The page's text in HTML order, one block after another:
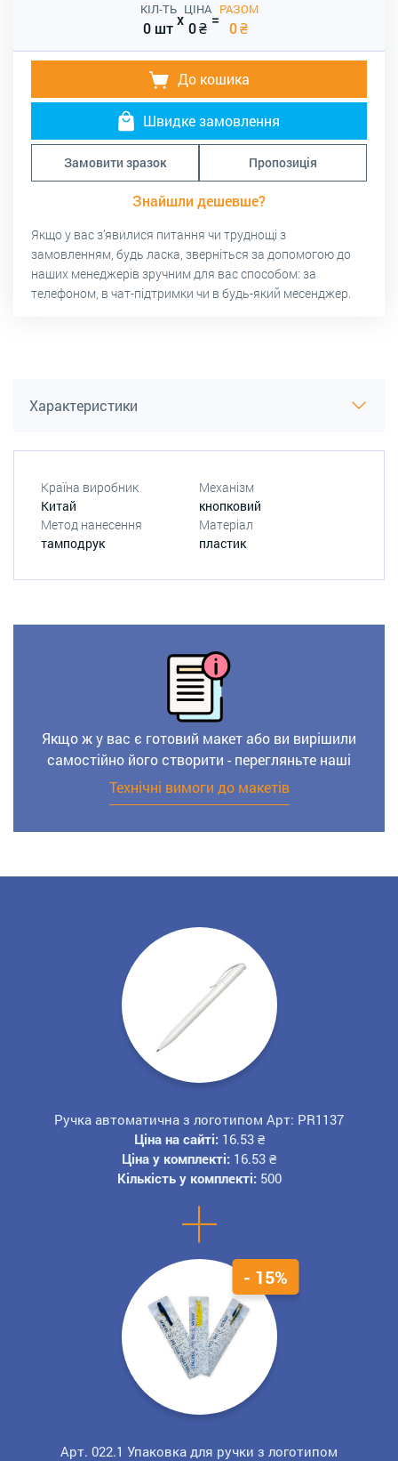
КІЛ-ТЬ
0 штx
ЦІНА
0₴ =
РАЗОМ
0₴
До кошика
Швидке замовлення
Замовити зразок Пропозиція
Знайшли дешевше?
Якщо у вас з’явилися питання чи труднощі з
замовленням, будь ласка, зверніться за допомогою до
наших менеджерів зручним для вас способом: за
телефоном, в чат-підтримки чи в будь-який месенджер.
Характеристики
Країна виробник
Китай
Механізм
кнопковий
Метод нанесення
тамподрук
Матеріал
пластик
Якщо ж у вас є готовий макет або ви вирішили
самостійно його створити - перегляньте наші
Технічні вимоги до макетів
+
Ручка автоматична з логотипом Арт: PR1137
Ціна на сайті: 16.53 ₴
Ціна у комплекті: 16.53 ₴
Кількість у комплекті: 500
- 15%
Арт. 022.1 Упаковка для ручки з логотипом